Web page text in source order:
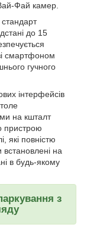
Фай камер.
до 15
смартфоном
гучного
інтерфейсів
на кшталт
пристрою
які повністю
встановлені на
в будь-якому
з